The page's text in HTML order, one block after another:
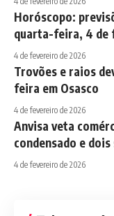
Horóscopo:
quarta-feira, 4 de
4 de fevereiro de 2026
Trovões e raios
feira em Osasco
4 de fevereiro de 2026
Anvisa veta
condensado e
4 de fevereiro de 2026